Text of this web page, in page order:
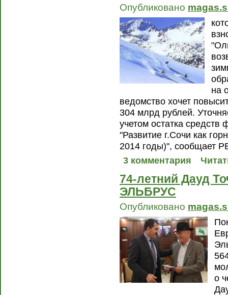
Опубликовано
на
ведомство хочет
304 млрд рублей.
учетом остатка
"Развитие г.Сочи как
2014 годы)", сообщает
3 комментария
74-летний Дауд
ЭЛЬБРУС
Опубликовано
о